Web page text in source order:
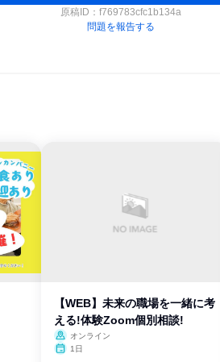
原稿ID： f769783cfc1b134a
問題を報告する
【WEB】未来の職場を一緒に考
える!体験Zoom個別相談!
オンライン
1日